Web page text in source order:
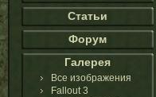
Статьи
Форум
Галерея
Все изображения
Fallout 3